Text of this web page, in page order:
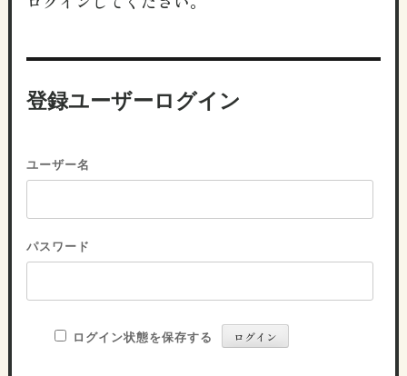
登録ユーザーログイン
ユーザー名
パスワード
ログイン状態を保存する